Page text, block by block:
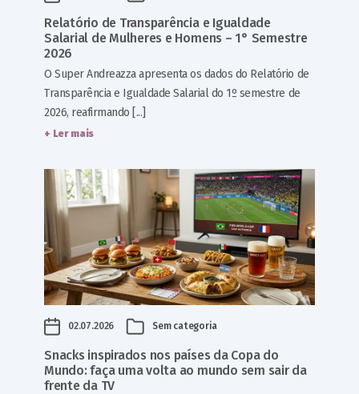
Relatório de Transparência e Igualdade
Salarial de Mulheres e Homens – 1° Semestre
2026
O Super Andreazza apresenta os dados do Relatório de
Transparência e Igualdade Salarial do 1º semestre de
2026, reafirmando [...]
+ Ler mais
02.07.2026 Sem categoria
Snacks inspirados nos países da Copa do
Mundo: faça uma volta ao mundo sem sair da
frente da TV